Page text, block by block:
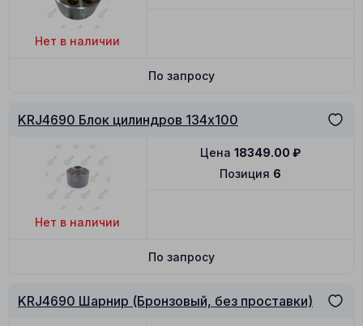
Нет в наличии
По запросу
KRJ4690 Блок цилиндров 134x100
Нет в наличии
Позиция 6
Цена 18349.00 ₽
По запросу
KRJ4690 Шарнир (Бронзовый, без проставки)